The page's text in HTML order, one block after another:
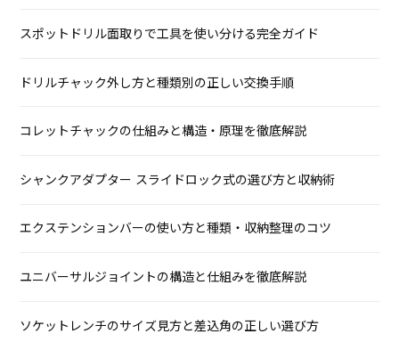
スポットドリル面取りで工具を使い分ける完全ガイド
ドリルチャック外し方と種類別の正しい交換手順
コレットチャックの仕組みと構造・原理を徹底解説
シャンクアダプター スライドロック式の選び方と収納術
エクステンションバーの使い方と種類・収納整理のコツ
ユニバーサルジョイントの構造と仕組みを徹底解説
ソケットレンチのサイズ見方と差込角の正しい選び方